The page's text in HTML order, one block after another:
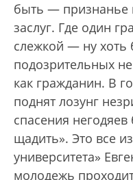
быть — признанье
заслуг. Где один
слежкой — ну хоть
подозрительных
как гражданин. В
поднят лозунг
спасения
щадить». Это все
университета»
молодежь